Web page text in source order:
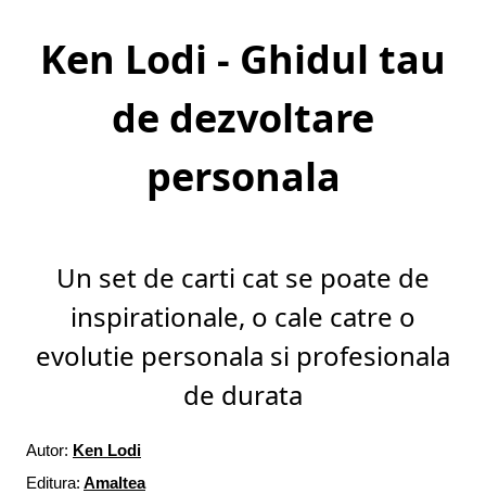
Ken Lodi - Ghidul tau
de dezvoltare
personala
Un set de carti cat se poate de
inspirationale, o cale catre o
evolutie personala si profesionala
de durata
Autor: Ken Lodi
Editura: Amaltea